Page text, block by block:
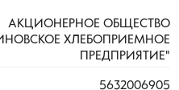
АКЦИОНЕРНОЕ ОБЩЕСТВО
ХЛЕБОПРИЕМНОЕ
ПРЕДПРИЯТИЕ"
5632006905